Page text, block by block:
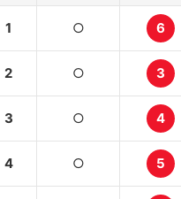
1 ○ 6
2 ○ 3
3 ○ 4
4 ○ 5